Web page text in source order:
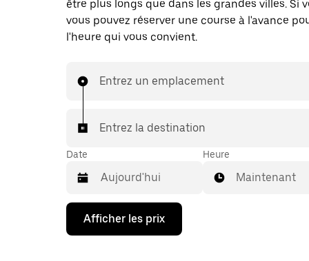
être plus longs que dans les grandes villes. Si
vous pouvez réserver une course à l'avance
l'heure qui vous convient.
Entrez un emplacement
Entrez la destination
Date
Appuyez
la
Heure
Maintenant
Afficher les prix